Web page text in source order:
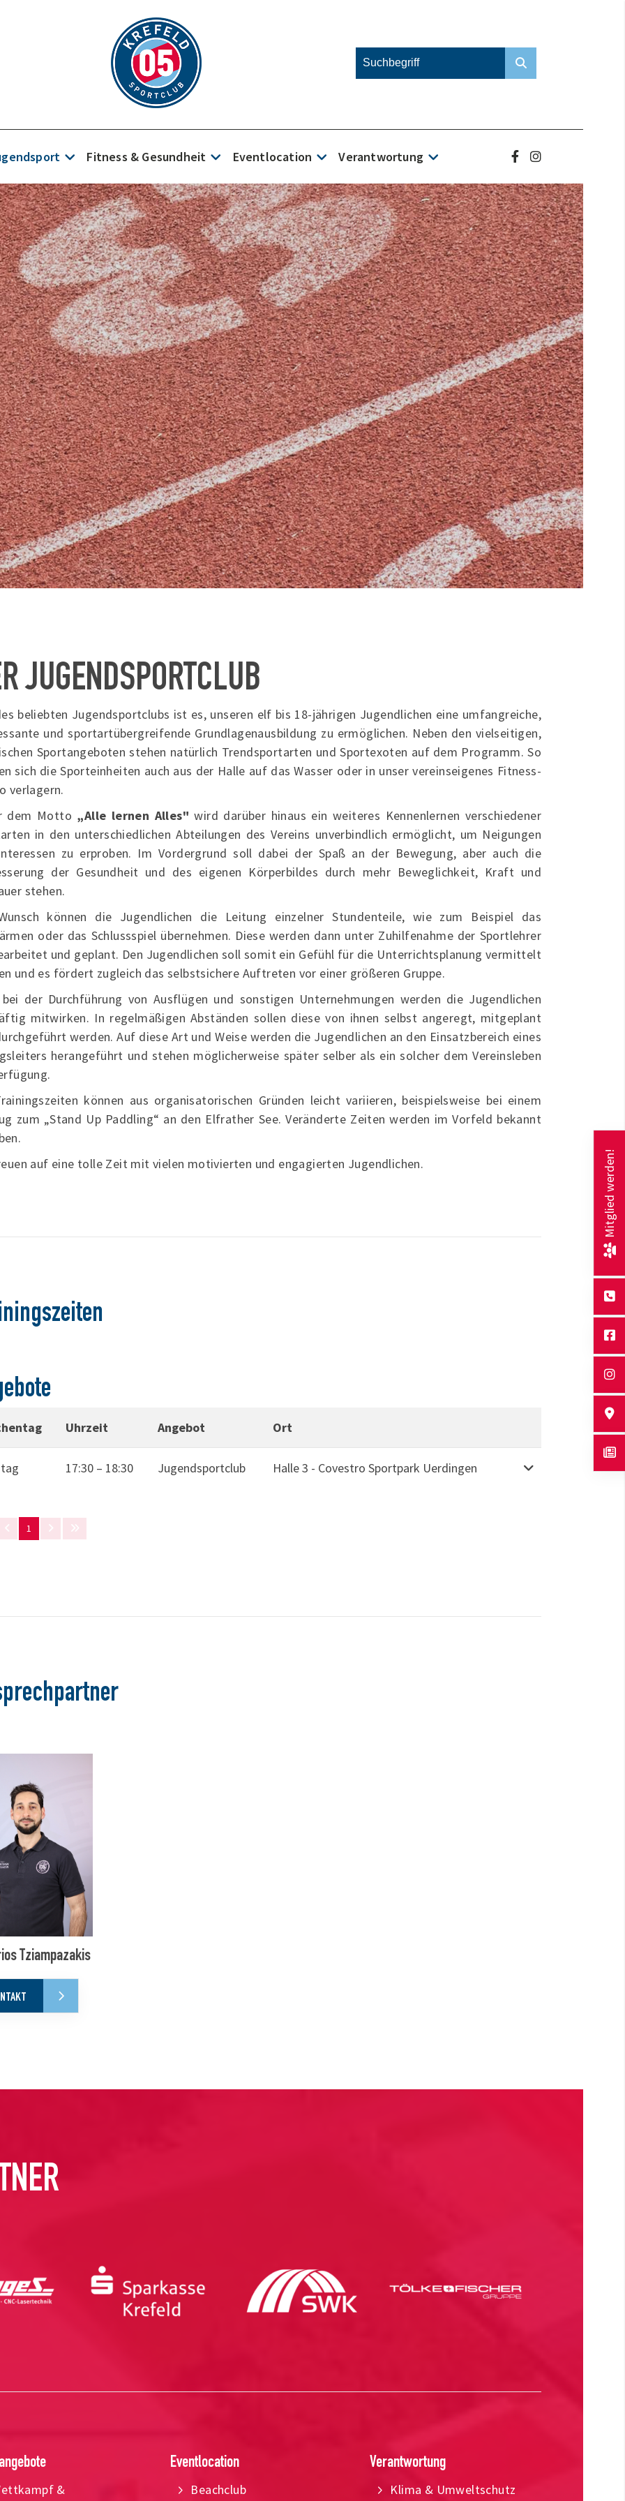
Fitness & Gesundheit Eventlocation Verantwortung
JUGENDSPORTCLUB
beliebten Jugendsportclubs ist es, unseren elf bis 18-jährigen Jugendlichen eine umfangreiche,
und sportartübergreifende Grundlagenausbildung zu ermöglichen. Neben den vielseitigen,
Sportangeboten stehen natürlich Trendsportarten und Sportexoten auf dem Programm. So
sich die Sporteinheiten auch aus der Halle auf das Wasser oder in unser vereinseigenes Fitness-
verlagern.
dem Motto „Alle lernen Alles"wird darüber hinaus ein weiteres Kennenlernen verschiedener
in den unterschiedlichen Abteilungen des Vereins unverbindlich ermöglicht, um Neigungen
zu erproben. Im Vordergrund soll dabei der Spaß an der Bewegung, aber auch die
der Gesundheit und des eigenen Körperbildes durch mehr Beweglichkeit, Kraft und
stehen.
können die Jugendlichen die Leitung einzelner Stundenteile, wie zum Beispiel das
oder das Schlussspiel übernehmen. Diese werden dann unter Zuhilfenahme der Sportlehrer
und geplant. Den Jugendlichen soll somit ein Gefühl für die Unterrichtsplanung vermittelt
und es fördert zugleich das selbstsichere Auftreten vor einer größeren Gruppe.
bei der Durchführung von Ausflügen und sonstigen Unternehmungen werden die Jugendlichen
mitwirken. In regelmäßigen Abständen sollen diese von ihnen selbst angeregt, mitgeplant
werden. Auf diese Art und Weise werden die Jugendlichen an den Einsatzbereich eines
herangeführt und stehen möglicherweise später selber als ein solcher dem Vereinsleben
können aus organisatorischen Gründen leicht variieren, beispielsweise bei einem
zum „Stand Up Paddling“ an den Elfrather See. Veränderte Zeiten werden im Vorfeld bekannt
auf eine tolle Zeit mit vielen motivierten und engagierten Jugendlichen.
Uhrzeit Angebot
Ort
Weitere
17:30 – 18:30 Jugendsportclub Halle 3 - Covestro Sportpark Uerdingen
1
Tziampazakis
&
Eventlocation
Beachclub
Verantwortung
Klima & Umweltschutz
Mitglied werden!